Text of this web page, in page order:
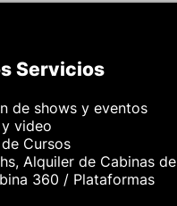
Servicios
de shows y eventos
video
Cursos
Alquiler de Cabinas de
360 / Plataformas